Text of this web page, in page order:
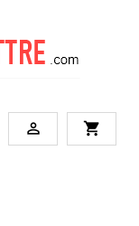
 shopping_cart